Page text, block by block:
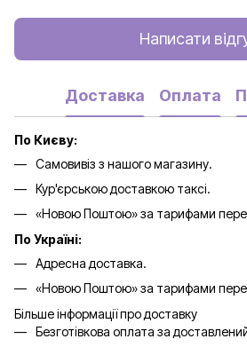
Написати
Доставка Оплата
По Києву:
Самовивіз з нашого магазину.
Кур'єрською доставкою таксі.
«Новою Поштою» за тарифами
По Україні:
Адресна доставка.
«Новою Поштою» за тарифами
Більше інформації про доставку
Безготівкова оплата за